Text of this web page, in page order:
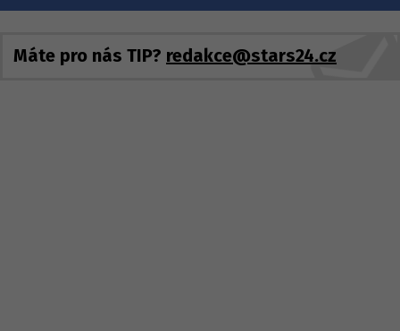
Máte pro nás TIP? redakce@stars24.cz